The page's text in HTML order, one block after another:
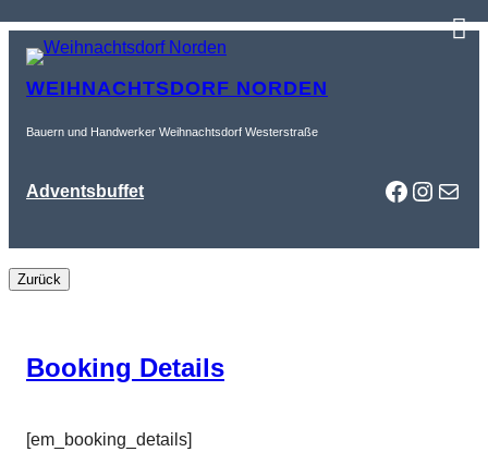
Inhalt
springen
WEIHNACHTSDORF NORDEN
Bauern und Handwerker Weihnachtsdorf Westerstraße
Adventsbuffet Mail
Booking Details
[em_booking_details]